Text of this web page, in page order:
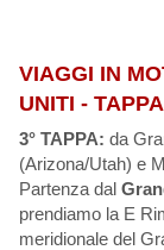
VIAGGI IN
UNITI -
3° TAPPA: da
(Arizona/Utah) e
Partenza dal
prendiamo la E
meridionale del